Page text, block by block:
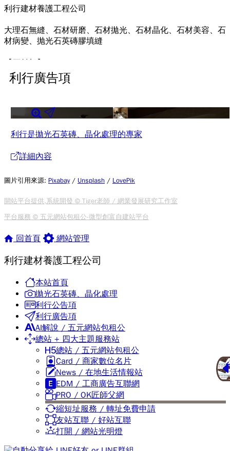
利行建材養護工程公司
大理石無縫、石材研磨、石材拋光、石材晶化、石材美容、石
材病變、抛光石英磚膠填縫
【石材部】
專業抛光石英磚平縫 (也有人稱為膠填縫、亮縫)，大理石研
磨、大理石抛光、大理石晶化處理，大理石無縫處理，大理石
縫處理，厠所浴缸大理石舊翻新處理人、厠所洗手台舊翻新處
理、石材病變處理(例如石材吐黃、白華、水斑、油脂等)、石
材美容(包括石材缺角、破損、都可以用進口的修補專用膠、
進行調色修補)、瓷磚、拋光石英磚也可以修補。
電話:0908998663電話:0986390017李俊諺(價格實在、免
裝潢細清，地毯清洗，水塔清洗，廁所清潔，空屋打掃，PVC
地板清洗上臘，小套房清潔，玻璃清潔，樓梯清洗，過年大掃
除膠。
電話:0908998663電話:0986390017李俊諺(價格實在、免
費到府估價)
利行廣告項
利行是拋光石英磚、晶化處理的專家
詳細內容
圖片引用來源: Pixabay/ Unsplash / LovePik
開站平台提供,系統開發 © Tiger老師 / 網業發展研究工作室
平台服務 © 五元網站包租公-微型創富自建站平台
回首頁 網站管理
利行建材養護工程公司
本站首頁
拋光石英磚、晶化處理
利行公告項
利行廣告項
AI解說 / 五元網站包租公
總站 + 四大主題服務站
總站 / 五元網站包租公
Card / 商家數位名片
News / 在地生活情報站
EDM / 工商廣告互聯網
PRO / OK匠師父網
縮短址服務 / 轉址免費申請
友站互聯 / 好站互聯
打開 / 網站光明燈